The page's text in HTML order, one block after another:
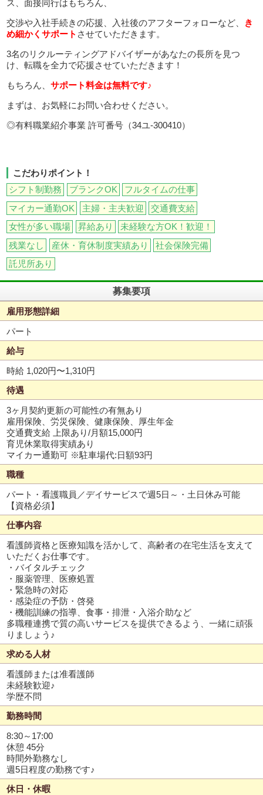
ス、面接同行はもちろん、
交渉や入社手続きの応援、入社後のアフターフォローなど、
き
め細かくサポート させていただきます。
3名のリクルーティングアドバイザーがあなたの長所を見つ
け、転職を全力で応援させていただきます！
もちろん、サポート料金は無料です♪
まずは、お気軽にお問い合わせください。
◎有料職業紹介事業 許可番号（34ユ-300410）
こだわりポイント！
シフト制勤務
ブランクOK
フルタイムの仕事
マイカー通勤OK
主婦・主夫歓迎
交通費支給
女性が多い職場
昇給あり
未経験な方OK！歓迎！
残業なし
産休・育休制度実績あり
社会保険完備
託児所あり
募集要項
雇用形態詳細
パート
給与
時給 1,020円〜1,310円
待遇
3ヶ月契約更新の可能性の有無あり
雇用保険、労災保険、健康保険、厚生年金
交通費支給 上限あり/月額15,000円
育児休業取得実績あり
マイカー通勤可 ※駐車場代:日額93円
職種
パート・看護職員／デイサービスで週5日～・土日休み可能
【資格必須】
仕事内容
看護師資格と医療知識を活かして、高齢者の在宅生活を支えて
いただくお仕事です。
・バイタルチェック
・服薬管理、医療処置
・緊急時の対応
・感染症の予防・啓発
・機能訓練の指導、食事・排泄・入浴介助など
多職種連携で質の高いサービスを提供できるよう、一緒に頑張
りましょう♪
求める人材
看護師または准看護師
未経験歓迎♪
学歴不問
勤務時間
8:30～17:00
休憩 45分
時間外勤務なし
週5日程度の勤務です♪
休日・休暇